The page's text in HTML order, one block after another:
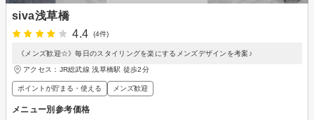
siva浅草橋
4.4
(4件)
《メンズ歓迎☆》毎日のスタイリングを楽にするメンズデザインを考案♪
アクセス：JR総武線 浅草橋駅 徒歩2分
ポイントが貯まる・使える メンズ歓迎
メニュー別参考価格